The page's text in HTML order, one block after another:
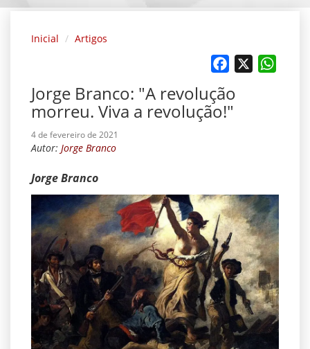
Inicial Artigos
Facebook
Jorge Branco: "A revolução
morreu. Viva a revolução!"
4 de fevereiro de 2021
Autor: Jorge Branco
Jorge Branco